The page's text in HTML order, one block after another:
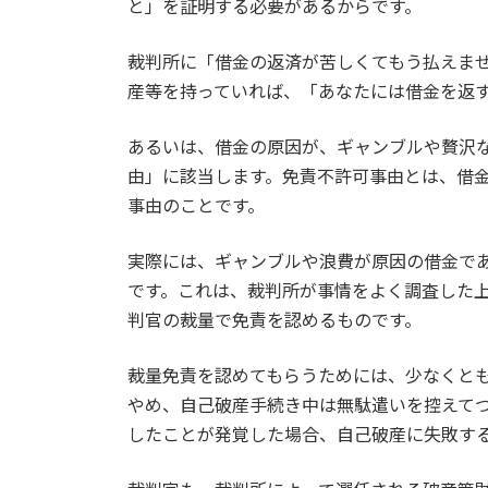
と」を証明する必要があるからです。
裁判所に「借金の返済が苦しくてもう払えま
産等を持っていれば、「あなたには借金を返
あるいは、借金の原因が、ギャンブルや贅沢
由」に該当します。免責不許可事由とは、借
事由のことです。
実際には、ギャンブルや浪費が原因の借金で
です。これは、裁判所が事情をよく調査した
判官の裁量で免責を認めるものです。
裁量免責を認めてもらうためには、少なくと
やめ、自己破産手続き中は無駄遣いを控えて
したことが発覚した場合、自己破産に失敗す